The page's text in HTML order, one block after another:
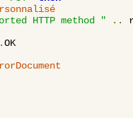
HTTP method " ..
.OK